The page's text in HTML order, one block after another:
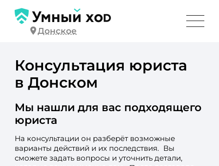
Донское
Консультация юриста
в Донском
Мы нашли для вас подходящего
юриста
На консультации он разберёт возможные
варианты действий и их последствия. Вы
сможете задать вопросы и уточнить детали,